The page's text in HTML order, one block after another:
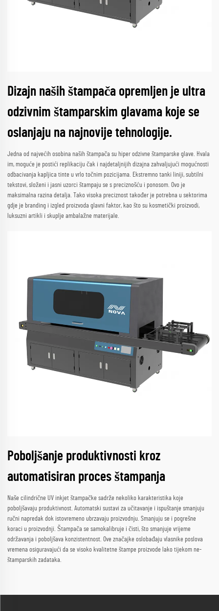
Dizajn naših štampača opremljen je ultra
odzivnim štamparskim glavama koje se
oslanjaju na najnovije tehnologije.
Jedna od najvećih osobina naših štampača su hiper odzivne štamparske glave. Hvala
im, moguće je postići replikaciju čak i najdetaljnijih dizajna zahvaljujući mogućnosti
odbacivanja kapljica tinte u vrlo točnim pozicijama. Ekstremno tanki liniji, subtilni
tekstovi, složeni i jasni uzorci štampaju se s preciznošću i ponosom. Ovo je
maksimalna razina detalja. Tako visoka preciznost također je potrebna u sektorima
gdje je branding i izgled proizvoda glavni faktor, kao što su kosmetički proizvodi,
luksuzni artikli i skuplje ambalažne materijale.
Poboljšanje produktivnosti kroz
automatisiran proces štampanja
Naše cilindrične UV inkjet štampačke sadrže nekoliko karakteristika koje
poboljšavaju produktivnost. Automatski sustavi za učitavanje i ispuštanje smanjuju
ručni napredak dok istovremeno ubrzavaju proizvodnju. Smanjuju se i pogrešne
koraci u proizvodnji. Štampača se samokalibruje i čisti, što smanjuje vrijeme
održavanja i poboljšava konzistentnost. Ove značajke oslobađaju vlasnike poslova
vremena osiguravajući da se visoko kvalitetne štampe proizvode lako tijekom ne-
štamparskih zadataka.